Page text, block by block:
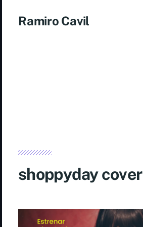
Ramiro Cavil
shoppyday cover